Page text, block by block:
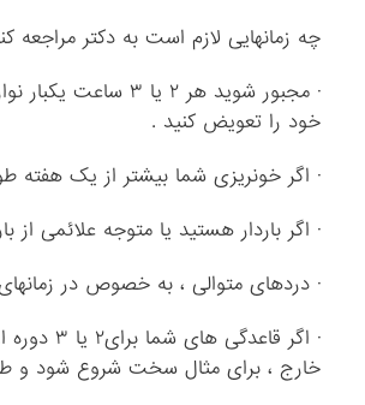
چه زمانهایی لازم است به دکتر مراجعه
خود را تعویض کنید .
· اگر خونریزی شما بیشتر از یک هفته
· اگر باردار هستید یا متوجه علائمی از
· دردهای متوالی ، به خصوص در
· اگر قاعدگی
خارج ، برای مثال سخت شروع شود و